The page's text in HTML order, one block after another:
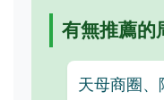
有無推薦的
天母商圈、